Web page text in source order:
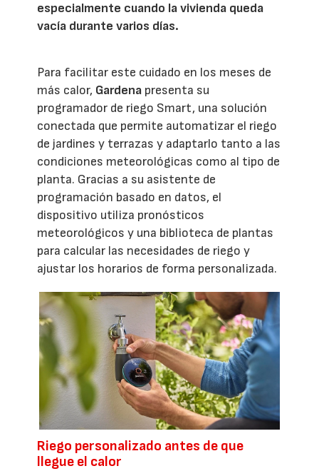
especialmente cuando la vivienda queda
vacía durante varios días.
Para facilitar este cuidado en los meses de
más calor, Gardena presenta su
programador de riego Smart, una solución
conectada que permite automatizar el riego
de jardines y terrazas y adaptarlo tanto a las
condiciones meteorológicas como al tipo de
planta. Gracias a su asistente de
programación basado en datos, el
dispositivo utiliza pronósticos
meteorológicos y una biblioteca de plantas
para calcular las necesidades de riego y
ajustar los horarios de forma personalizada.
Riego personalizado antes de que
llegue el calor